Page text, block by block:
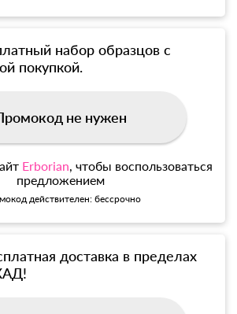
набор образцов с
покупкой.
не нужен
Erborian, чтобы воспользоваться
предложением
действителен: бессрочно
доставка в пределах